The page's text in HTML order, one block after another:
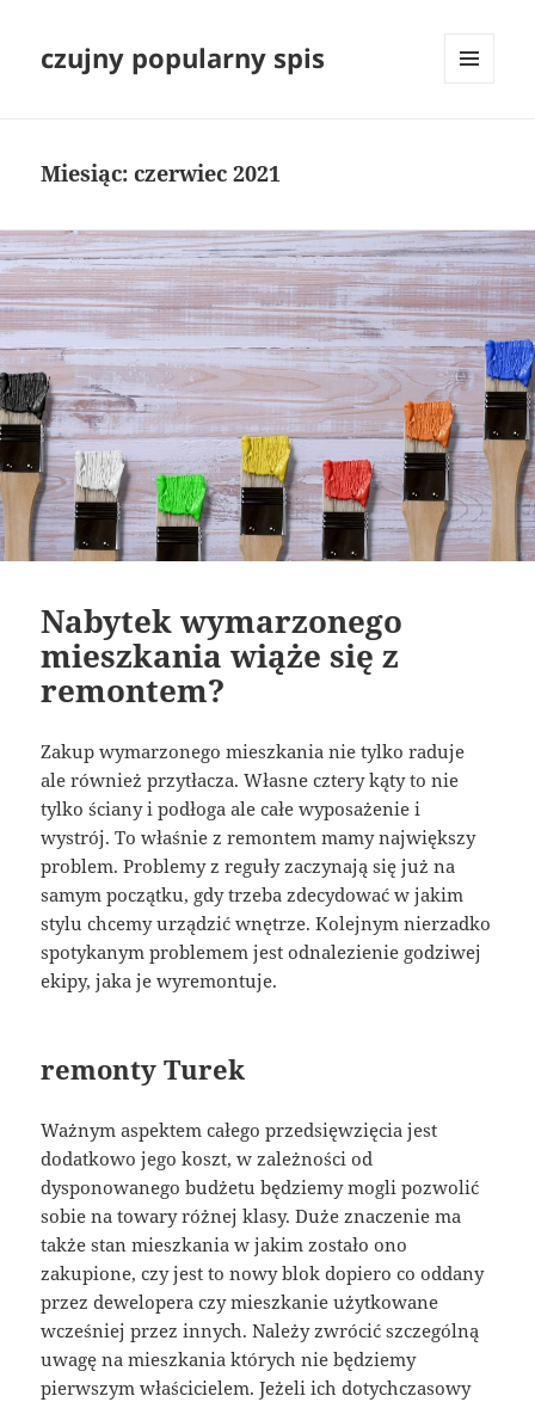
czujny popularny spis
Miesiąc:czerwiec 2021
Nabytek wymarzonego
mieszkania wiąże się z
remontem?
Zakup wymarzonego mieszkania nie tylko raduje
ale również przytłacza. Własne cztery kąty to nie
tylko ściany i podłoga ale całe wyposażenie i
wystrój. To właśnie z remontem mamy największy
problem. Problemy z reguły zaczynają się już na
samym początku, gdy trzeba zdecydować w jakim
stylu chcemy urządzić wnętrze. Kolejnym nierzadko
spotykanym problemem jest odnalezienie godziwej
ekipy, jaka je wyremontuje.
remonty Turek
Ważnym aspektem całego przedsięwzięcia jest
dodatkowo jego koszt, w zależności od
dysponowanego budżetu będziemy mogli pozwolić
sobie na towary różnej klasy. Duże znaczenie ma
także stan mieszkania w jakim zostało ono
zakupione, czy jest to nowy blok dopiero co oddany
przez dewelopera czy mieszkanie użytkowane
wcześniej przez innych. Należy zwrócić szczególną
uwagę na mieszkania których nie będziemy
pierwszym właścicielem. Jeżeli ich dotychczasowy